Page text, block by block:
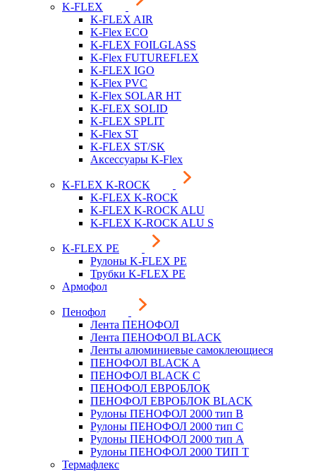
K-FLEX
K-FLEX AIR
K-Flex ECO
K-FLEX FOILGLASS
K-Flex FUTUREFLEX
K-FLEX IGO
K-Flex PVC
K-Flex SOLAR HT
K-FLEX SOLID
K-FLEX SPLIT
K-Flex ST
K-FLEX ST/SK
Аксессуары K-Flex
K-FLEX K-ROCK
K-FLEX K-ROCK
K-FLEX K-ROCK ALU
K-FLEX K-ROCK ALU S
K-FLEX PE
Рулоны K-FLEX PE
Трубки K-FLEX PE
Армофол
Пенофол
Лента ПЕНОФОЛ
Лента ПЕНОФОЛ BLACK
Ленты алюминиевые самоклеющиеся
ПЕНОФОЛ BLACK A
ПЕНОФОЛ BLACK С
ПЕНОФОЛ ЕВРОБЛОК
ПЕНОФОЛ ЕВРОБЛОК BLACK
Рулоны ПЕНОФОЛ 2000 тип B
Рулоны ПЕНОФОЛ 2000 тип C
Рулоны ПЕНОФОЛ 2000 тип А
Рулоны ПЕНОФОЛ 2000 ТИП Т
Термафлекс